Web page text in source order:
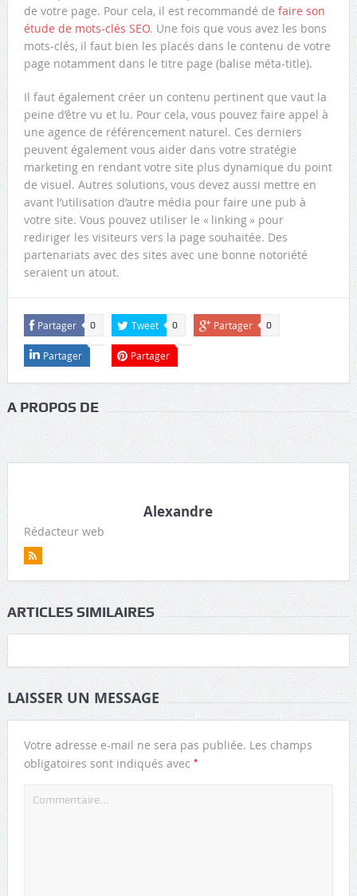
de votre page. Pour cela, il est recommandé de faire son
étude de mots-clés SEO. Une fois que vous avez les bons
mots-clés, il faut bien les placés dans le contenu de votre
page notamment dans le titre page (balise méta-title).
Il faut également créer un contenu pertinent que vaut la
peine d’être vu et lu. Pour cela, vous pouvez faire appel à
une agence de référencement naturel. Ces derniers
peuvent également vous aider dans votre stratégie
marketing en rendant votre site plus dynamique du point
de visuel. Autres solutions, vous devez aussi mettre en
avant l’utilisation d’autre média pour faire une pub à
votre site. Vous pouvez utiliser le « linking » pour
rediriger les visiteurs vers la page souhaitée. Des
partenariats avec des sites avec une bonne notoriété
seraient un atout.
Partager 0 Tweet 0 Partager 0
Partager Partager
A PROPOS DE
Alexandre
Rédacteur web
ARTICLES SIMILAIRES
LAISSER UN MESSAGE
Votre adresse e-mail ne sera pas publiée. Les champs
obligatoires sont indiqués avec *